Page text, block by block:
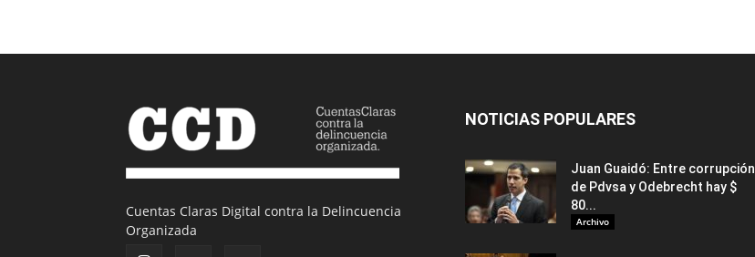
Cuentas Claras Digital contra la Delincuencia
Organizada
NOTICIAS POPULARES
Juan Guaidó: Entre corrupción
de Pdvsa y Odebrecht hay $
80...
Archivo